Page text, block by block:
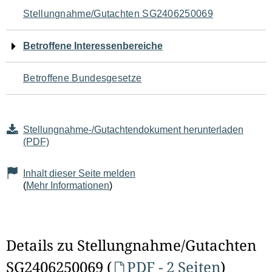
Navigation
für
den
Seiteninhalt
Stellungnahme/Gutachten SG2406250069
Betroffene Interessenbereiche
Betroffene Bundesgesetze
Stellungnahme-/Gutachtendokument herunterladen
(PDF)
Inhalt dieser Seite melden
(Mehr Informationen)
Details zu Stellungnahme/Gutachten
SG2406250069 (
PDF - 2 Seiten)